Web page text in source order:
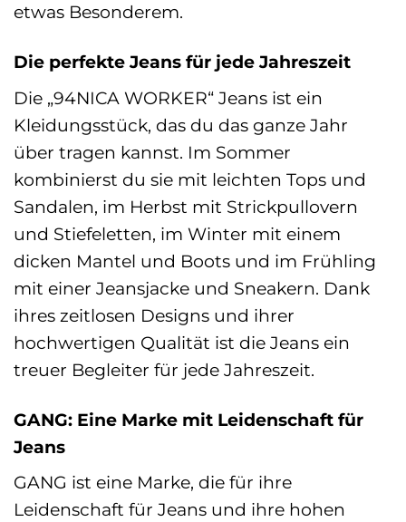
etwas Besonderem.
Die perfekte Jeans für jede Jahreszeit
Die „94NICA WORKER“ Jeans ist ein
Kleidungsstück, das du das ganze Jahr
über tragen kannst. Im Sommer
kombinierst du sie mit leichten Tops und
Sandalen, im Herbst mit Strickpullovern
und Stiefeletten, im Winter mit einem
dicken Mantel und Boots und im Frühling
mit einer Jeansjacke und Sneakern. Dank
ihres zeitlosen Designs und ihrer
hochwertigen Qualität ist die Jeans ein
treuer Begleiter für jede Jahreszeit.
GANG: Eine Marke mit Leidenschaft für
Jeans
GANG ist eine Marke, die für ihre
Leidenschaft für Jeans und ihre hohen